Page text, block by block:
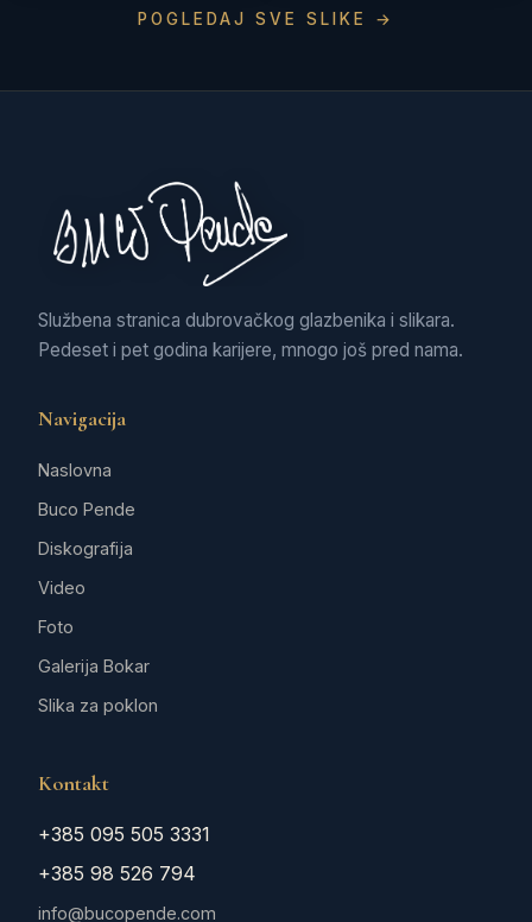
POGLEDAJ SVE SLIKE →
Službena stranica dubrovačkog glazbenika i slikara.
Pedeset i pet godina karijere, mnogo još pred nama.
Navigacija
Naslovna
Buco Pende
Diskografija
Video
Foto
Galerija Bokar
Slika za poklon
Kontakt
+385 095 505 3331
+385 98 526 794
info@bucopende.com